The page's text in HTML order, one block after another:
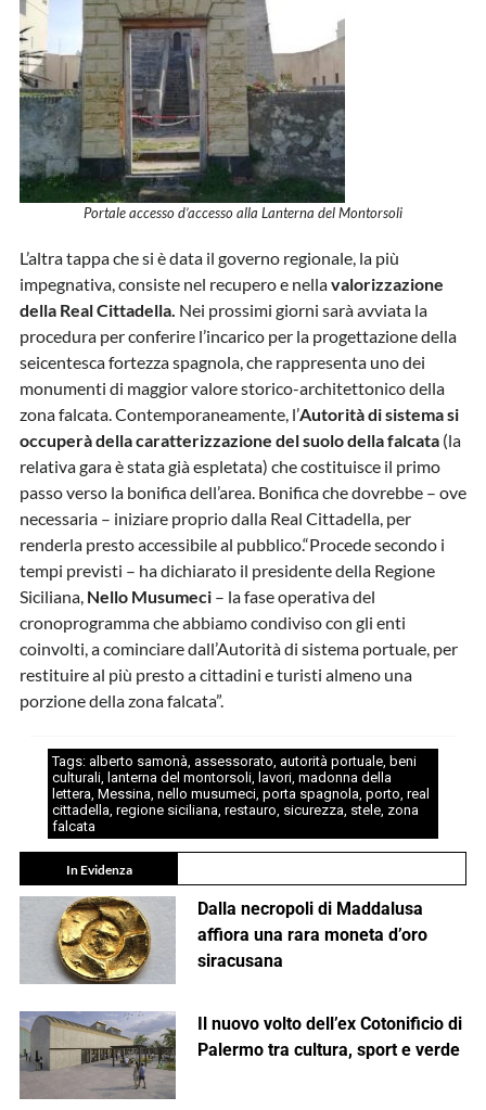
Portale accesso d’accesso alla Lanterna del Montorsoli
L’altra tappa che si è data il governo regionale, la più
impegnativa, consiste nel recupero e nellavalorizzazione
della Real Cittadella. Nei prossimi giorni sarà avviata la
procedura per conferire l’incarico per la progettazione della
seicentesca fortezza spagnola, che rappresenta uno dei
monumenti di maggior valore storico-architettonico della
zona falcata. Contemporaneamente, l’Autorità di sistema si
occuperà della caratterizzazione del suolo della falcata(la
relativa gara è stata già espletata) che costituisce il primo
passo verso la bonifica dell’area. Bonifica che dovrebbe – ove
necessaria – iniziare proprio dalla Real Cittadella, per
renderla presto accessibile al pubblico.“Procede secondo i
tempi previsti – ha dichiarato il presidente della Regione
Siciliana, Nello Musumeci– la fase operativa del
cronoprogramma che abbiamo condiviso con gli enti
coinvolti, a cominciare dall’Autorità di sistema portuale, per
restituire al più presto a cittadini e turisti almeno una
porzione della zona falcata”.
Tags: alberto samonà, assessorato, autorità portuale, beni
culturali, lanterna del montorsoli, lavori, madonna della
lettera, Messina, nello musumeci, porta spagnola, porto, real
cittadella, regione siciliana, restauro, sicurezza, stele, zona
falcata
In Evidenza
Dalla necropoli di Maddalusa
affiora una rara moneta d’oro
siracusana
Il nuovo volto dell’ex Cotonificio di
Palermo tra cultura, sport e verde